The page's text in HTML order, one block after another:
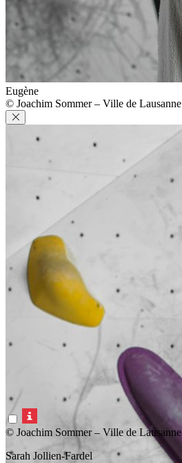
Eugène
© Joachim Sommer – Ville de Lausanne
© Joachim Sommer – Ville de Lausanne
Sarah Jollien-Fardel